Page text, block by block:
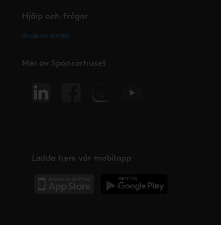
Hjälp och frågor
Skapa ett ärende
Mer av Sponsorhuset
Ladda hem vår mobilapp